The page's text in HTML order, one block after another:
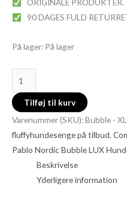
ORIGINALE PRODUKTER.
90 DAGES FULD
På lager: På lager
Tilføj til kurv
Varenummer (SKU):Bubble -
fluffyhundesenge på tilbud,
Pablo Nordic Bubble LUX
Beskrivelse
Yderligere information